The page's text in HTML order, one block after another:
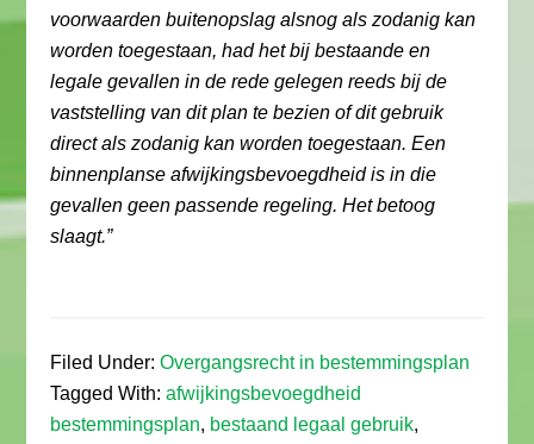
voorwaarden buitenopslag alsnog als zodanig kan
worden toegestaan, had het bij bestaande en
legale gevallen in de rede gelegen reeds bij de
vaststelling van dit plan te bezien of dit gebruik
direct als zodanig kan worden toegestaan. Een
binnenplanse afwijkingsbevoegdheid is in die
gevallen geen passende regeling. Het betoog
slaagt.”
Filed Under:Overgangsrecht in bestemmingsplan
Tagged With:afwijkingsbevoegdheid
bestemmingsplan, bestaand legaal gebruik,